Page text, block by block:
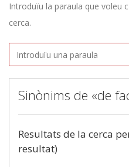
Introduïu la paraula que voleu
cerca.
Sinònims de «de
Resultats de la cerca
resultat)